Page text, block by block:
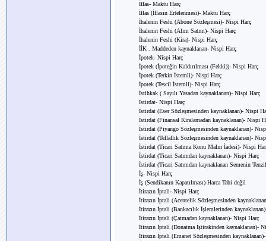
İflas- Maktu Harç
İflas (İflasın Ertelenmesi)- Maktu Harç
İhalenin Feshi (Abone Sözleşmesi)- Nispi Harç
İhalenin Feshi (Alım Satım)- Nispi Harç
İhalenin Feshi (Kira)- Nispi Harç
İİK . Maddeden kaynaklanan- Nispi Harç
İpotek- Nispi Harç
İpotek (İpoteğin Kaldırılması (Fekki))- Nispi Harç
İpotek (Terkin İstemli)- Nispi Harç
İpotek (Tescil İstemli)- Nispi Harç
İstihkak ( Sayılı Yasadan kaynaklanan)- Nispi Harç
İstirdat- Nispi Harç
İstirdat (Eser Sözleşmesinden kaynaklanan)- Nispi
İstirdat (Finansal Kiralamadan kaynaklanan)- Nispi
İstirdat (Piyango Sözleşmesinden kaynaklanan)-
İstirdat (Tellallık Sözleşmesinden kaynaklanan)-
İstirdat (Ticari Satıma Konu Malın İadesi)- Nispi
İstirdat (Ticari Satımdan kaynaklanan)- Nispi Harç
İstirdat (Ticari Satımdan kaynaklanan Semenin
İş- Nispi Harç
İş (Sendikanın Kapatılması)-Harca Tabi değil
İtirazın İptali- Nispi Harç
İtirazın İptali (Acentelik Sözleşmesinden
İtirazın İptali (Bankacılık İşlemlerinden
İtirazın İptali (Çatmadan kaynaklanan)- Nispi Harç
İtirazın İptali (Donatma İştirakinden kaynaklanan)-
İtirazın İptali (Emanet Sözleşmesinden